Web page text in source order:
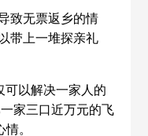
致无票返乡的情
带上一堆探亲礼
以解决一家人的
家三口近万元的飞
。